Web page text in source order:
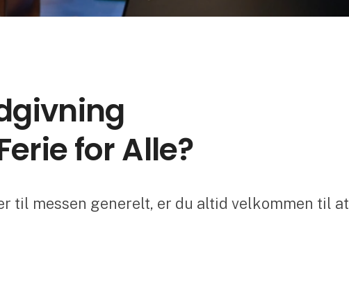
for Alle?
til messen generelt, er du altid velkommen til at